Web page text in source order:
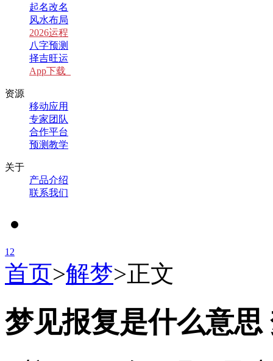
起名改名
风水布局
2026运程
八字预测
择吉旺运
App下载
资源
移动应用
专家团队
合作平台
预测教学
关于
产品介绍
联系我们
2
首页>解梦>正文
梦见报复是什么意